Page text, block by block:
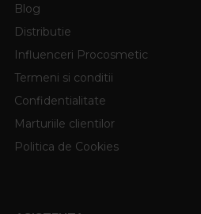
Blog
Distributie
Influenceri Procosmetic
Termeni si conditii
Confidentialitate
Marturiile clientilor
Politica de Cookies